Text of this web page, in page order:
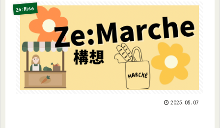
Ze:Rise
2025.05.07